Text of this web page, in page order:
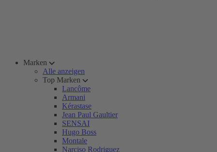
Marken
Alle anzeigen
Top Marken
Lancôme
Armani
Kérastase
Jean Paul Gaultier
SENSAI
Hugo Boss
Montale
Narciso Rodriguez